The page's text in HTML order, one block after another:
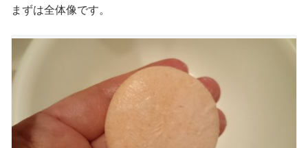
まずは全体像です。